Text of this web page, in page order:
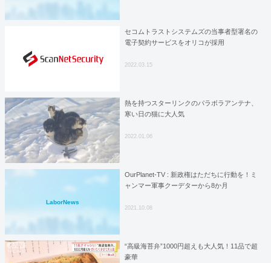
セコムトラストシステムズの当事者型署名の
電子契約サービスをオリコが採用
2022.03.15
熱を持つスターリンクのパラボラアンテナ、
寒い日の猫に大人気
2022.01.06
LaborNews
OurPlanet-TV : 新政権はただちに行動を！ミ
ャンマー軍事クーデターから8か月
2021.10.08
“高級海苔弁”1000円超えも大人気！11品で超
豪華